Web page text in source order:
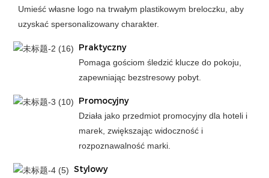
Umieść własne logo na trwałym plastikowym breloczku, aby
uzyskać spersonalizowany charakter.
Praktyczny
Pomaga gościom śledzić klucze do pokoju,
zapewniając bezstresowy pobyt.
Promocyjny
Działa jako przedmiot promocyjny dla hoteli i
marek, zwiększając widoczność i
rozpoznawalność marki.
Stylowy